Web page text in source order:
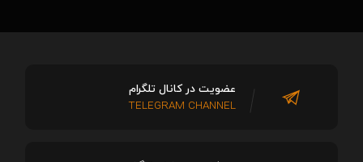
عضویت در کانال تلگرام
TELEGRAM CHANNEL